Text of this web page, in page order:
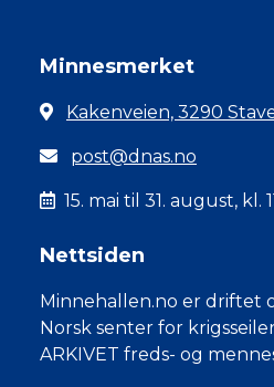
Minnesmerket
Kakenveien, 3290
post@dnas.no
15. mai til 31. august, kl.
Nettsiden
Minnehallen.no er driftet
Norsk senter for
ARKIVET freds- og